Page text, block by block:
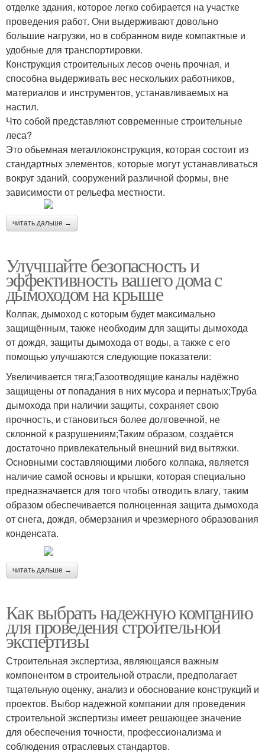
отделке здания, которое легко собирается на участке
проведения работ. Они выдерживают довольно
большие нагрузки, но в собранном виде компактные и
удобные для транспортировки.
Конструкция строительных лесов очень прочная, и
способна выдерживать вес нескольких работников,
материалов и инструментов, устанавливаемых на
настил.
Что собой представляют современные строительные
леса?
Это обьемная металлоконструкция, которая состоит из
стандартных элементов, которые могут устанавливаться
вокруг зданий, сооружений различной формы, вне
зависимости от рельефа местности.
читать дальше →
Улучшайте безопасность и
эффективность вашего дома с
дымоходом на крыше
Колпак, дымоход с которым будет максимально
защищённым, также необходим для защиты дымохода
от дождя, защиты дымохода от воды, а также с его
помощью улучшаются следующие показатели:
Увеличивается тяга;Газоотводящие каналы надёжно
защищены от попадания в них мусора и пернатых;Труба
дымохода при наличии защиты, сохраняет свою
прочность, и становиться более долговечной, не
склонной к разрушениям;Таким образом, создаётся
достаточно привлекательный внешний вид вытяжки.
Основными составляющими любого колпака, является
наличие самой основы и крышки, которая специально
предназначается для того чтобы отводить влагу, таким
образом обеспечивается полноценная защита дымохода
от снега, дождя, обмерзания и чрезмерного образования
конденсата.
читать дальше →
Как выбрать надежную компанию
для проведения строительной
экспертизы
Строительная экспертиза, являющаяся важным
компонентом в строительной отрасли, предполагает
тщательную оценку, анализ и обоснование конструкций и
проектов. Выбор надежной компании для проведения
строительной экспертизы имеет решающее значение
для обеспечения точности, профессионализма и
соблюдения отраслевых стандартов.